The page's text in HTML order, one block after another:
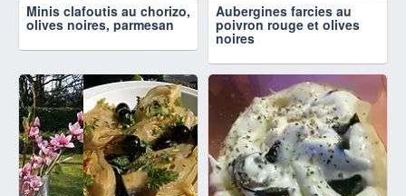
Minis clafoutis au chorizo,
olives noires, parmesan
Aubergines farcies au
poivron rouge et olives
noires